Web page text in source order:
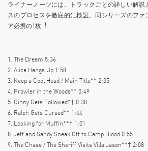
ライナーノーツには、トラックごとの詳しい解説
スのプロセスを徹底的に検証。同シリーズのファ
ア必携の1枚︕
1. The Dream 5:36
2. Alice Hangs Up 1:58
3. Keep a Cool Head / Main Title** 2:35
4. Prowler in the Woods** 0:49
5. Ginny Gets Followed*† 0:38
6. Ralph Gets Cursed** 1:44
7. Looking for Muffin**† 1:01
8. Jeff and Sandy Sneak Off to Camp Blood 0:55
9. The Chase / The Sheriff Visits Villa Jason**† 2:08